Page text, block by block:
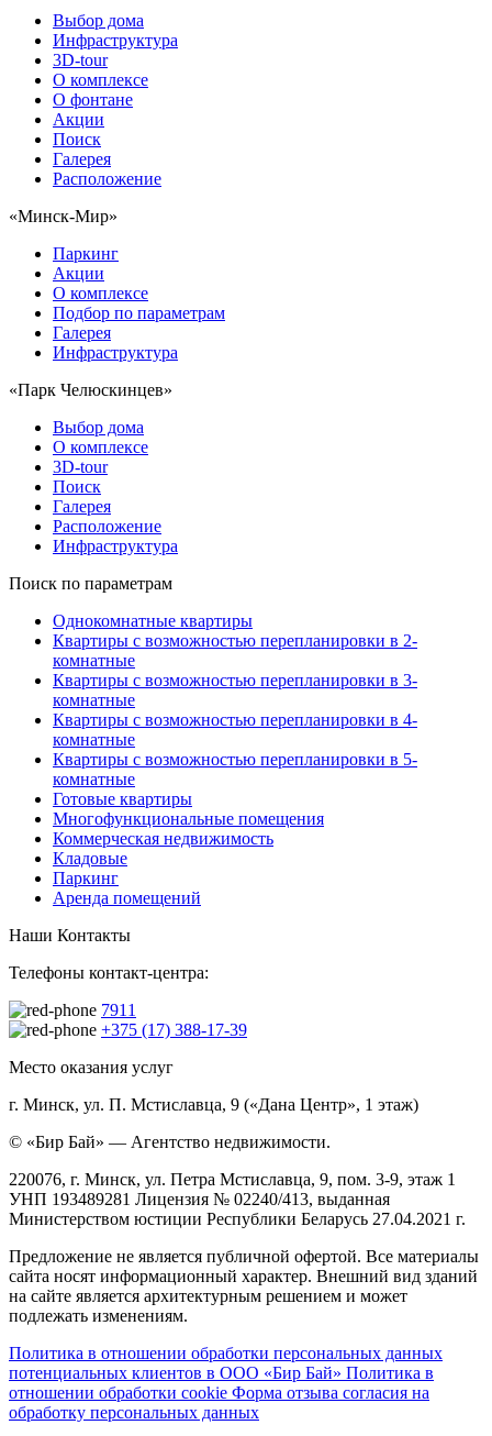
Выбор дома
Инфраструктура
3D-tour
О комплексе
О фонтане
Акции
Поиск
Галерея
Расположение
«Минск-Мир»
Паркинг
Акции
О комплексе
Подбор по параметрам
Галерея
Инфраструктура
«Парк Челюскинцев»
Выбор дома
О комплексе
3D-tour
Поиск
Галерея
Расположение
Инфраструктура
Поиск по параметрам
Однокомнатные квартиры
Квартиры с возможностью перепланировки в 2-
комнатные
Квартиры с возможностью перепланировки в 3-
комнатные
Квартиры с возможностью перепланировки в 4-
комнатные
Квартиры с возможностью перепланировки в 5-
комнатные
Готовые квартиры
Многофункциональные помещения
Коммерческая недвижимость
Кладовые
Паркинг
Аренда помещений
Наши Контакты
Телефоны контакт-центра:
7911
+375 (17) 388-17-39
Место оказания услуг
г. Минск, ул. П. Мстиславца, 9 («Дана Центр», 1 этаж)
© «Бир Бай» — Агентство недвижимости.
220076, г. Минск, ул. Петра Мстиславца, 9, пом. 3-9, этаж 1
УНП 193489281 Лицензия № 02240/413, выданная
Министерством юстиции Республики Беларусь 27.04.2021 г.
Предложение не является публичной офертой. Все материалы
сайта носят информационный характер. Внешний вид зданий
на сайте является архитектурным решением и может
подлежать изменениям.
Политика в отношении обработки персональных данных
потенциальных клиентов в ООО «Бир Бай» Политика в
отношении обработки cookie Форма отзыва согласия на
обработку персональных данных